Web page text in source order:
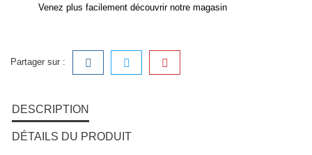
Venez plus facilement découvrir notre magasin
Partager sur :
DESCRIPTION
DÉTAILS DU PRODUIT